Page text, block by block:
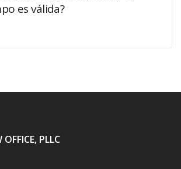
es válida?
PLLC